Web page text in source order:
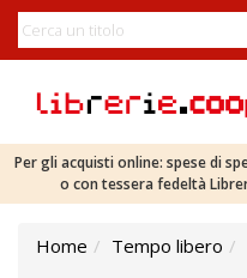
Per gli acquisti online: spese di
o con tessera fedeltà
Home Tempo libero